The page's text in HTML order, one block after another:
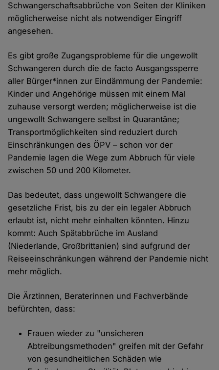
Schwangerschaftsabbrüche von Seiten der Kliniken
möglicherweise nicht als notwendiger Eingriff
angesehen.
Es gibt große Zugangsprobleme für die ungewollt
Schwangeren durch die de facto Ausgangssperre
aller Bürger*innen zur Eindämmung der Pandemie:
Kinder und Angehörige müssen mit einem Mal
zuhause versorgt werden; möglicherweise ist die
ungewollt Schwangere selbst in Quarantäne;
Transportmöglichkeiten sind reduziert durch
Einschränkungen des ÖPV – schon vor der
Pandemie lagen die Wege zum Abbruch für viele
zwischen 50 und 200 Kilometer.
Das bedeutet, dass ungewollt Schwangere die
gesetzliche Frist, bis zu der ein legaler Abbruch
erlaubt ist, nicht mehr einhalten könnten. Hinzu
kommt: Auch Spätabbrüche im Ausland
(Niederlande, Großbrittanien) sind aufgrund der
Reiseeinschränkungen während der Pandemie nicht
mehr möglich.
Die Ärztinnen, Beraterinnen und Fachverbände
befürchten, dass:
Frauen wieder zu "unsicheren
Abtreibungsmethoden" greifen mit der Gefahr
von gesundheitlichen Schäden wie